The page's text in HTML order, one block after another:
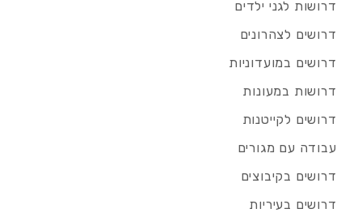
דרושות לגני ילדים
דרושים לצהרונים
דרושים במועדוניות
דרושות במעונות
דרושים לקייטנות
עבודה עם מגורים
דרושים בקיבוצים
דרושים בעיריות